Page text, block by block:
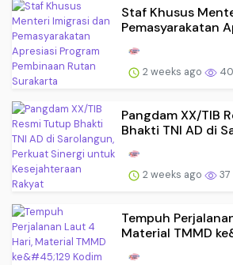
Staf Khusus
Pemasyarakatan
2 weeks ago 40
Pangdam XX/TIB
Bhakti TNI AD di
2 weeks ago 37
Tempuh
Material TMMD